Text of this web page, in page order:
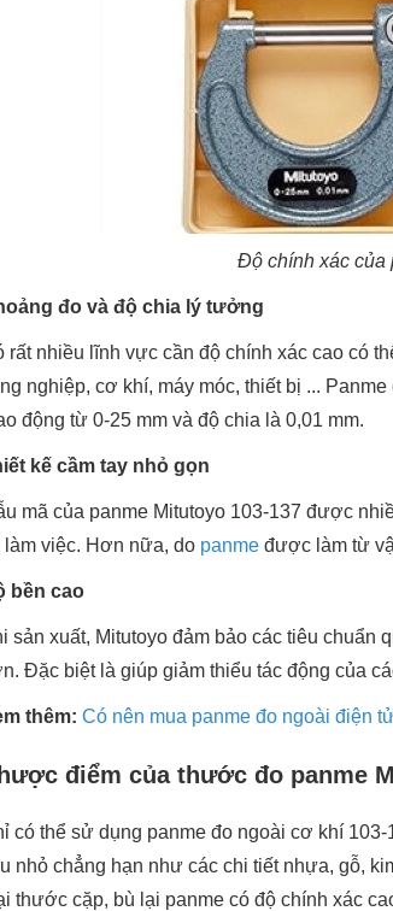
Độ chính xác của
đo và độ chia lý tưởng
rất nhiều lĩnh vực cần độ chính xác cao có
nghiệp, cơ khí, máy móc, thiết bị ...
động từ 0-25 mm và độ chia là 0,01 mm.
kế cầm tay nhỏ gọn
mã của panme Mitutoyo 103-137 được
làm việc. Hơn nữa, do panme được làm từ
bền cao
sản xuất, Mitutoyo đảm bảo các tiêu chuẩn
Đặc biệt là giúp giảm thiểu tác động của
thêm: Có nên mua panme đo ngoài điện
điểm của thước đo panme
có thể sử dụng panme đo ngoài cơ khí
nhỏ chẳng hạn như các chi tiết nhựa, gỗ,
thước cặp, bù lại panme có độ chính xác